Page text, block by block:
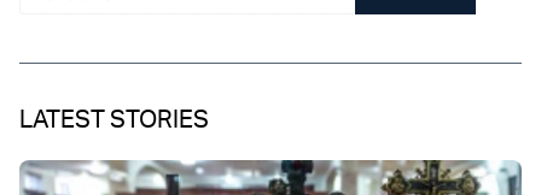
LATEST STORIES